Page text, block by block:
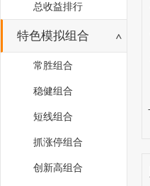
总收益排行
特色模拟组合
常胜组合
稳健组合
短线组合
抓涨停组合
创新高组合